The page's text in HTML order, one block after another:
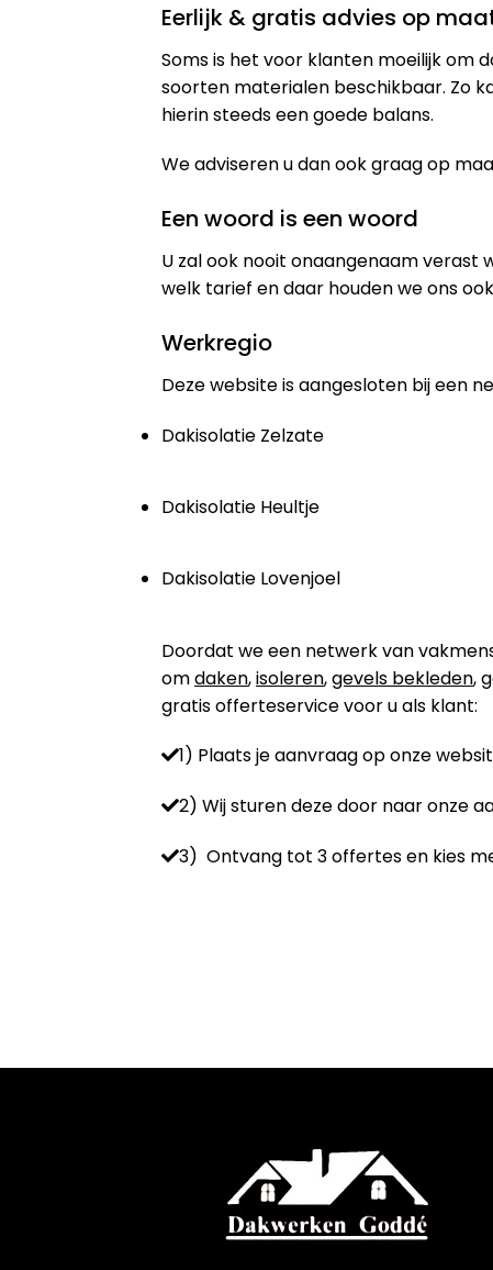
Eerlijk & gratis advies op
Soms is het voor klanten moeilijk om
soorten materialen beschikbaar. Zo
hierin steeds een goede balans.
We adviseren u dan ook graag op
Een woord is een woord
U zal ook nooit onaangenaam
welk tarief en daar houden we ons
Werkregio
Deze website is aangesloten bij een
Dakisolatie Zelzate
Dakisolatie Heultje
Dakisolatie Lovenjoel
Doordat we een netwerk van
omdaken,isoleren,gevels bekleden,
gratis offerteservice voor u als klant:
1) Plaats je aanvraag op onze
2) Wij sturen deze door naar onze
3) Ontvang tot 3 offertes en kies